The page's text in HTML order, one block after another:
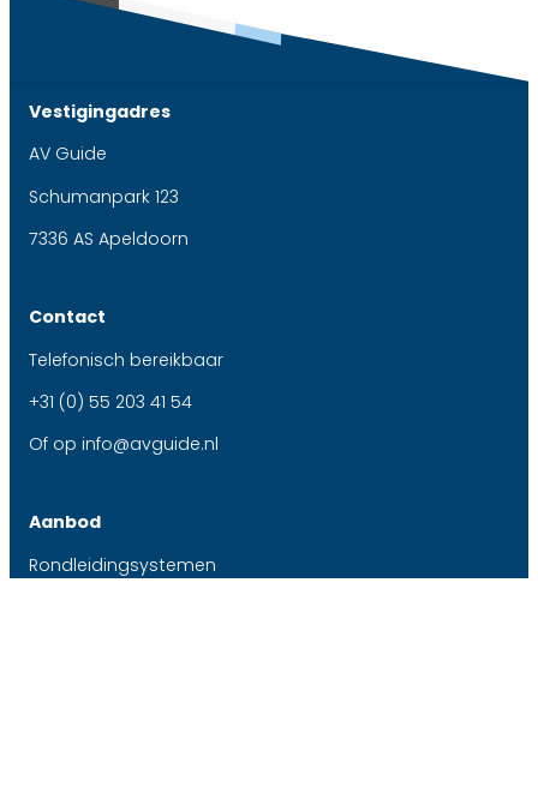
Vestigingadres
AV Guide
Schumanpark 123
7336 AS Apeldoorn
Contact
Telefonisch bereikbaar
+31 (0) 55 203 41 54
Of op info@avguide.nl
Aanbod
Rondleidingsystemen